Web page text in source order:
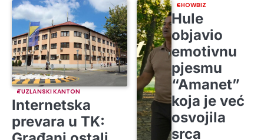
TUZLANSKI KANTON
Internetska
prevara u TK:
SHOWBIZ
Hule
objavio
emotivnu
pjesmu
“Amanet”
koja je već
osvojila
srca